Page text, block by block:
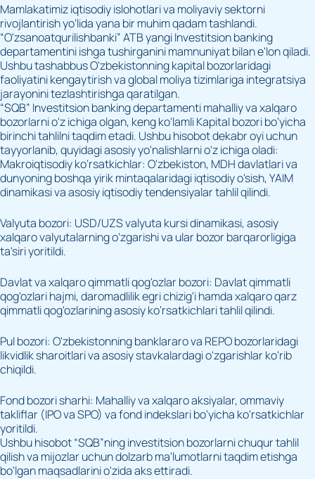
Mamlakatimiz iqtisodiy islohotlari va moliyaviy sektorni
rivojlantirish yo‘lida yana bir muhim qadam tashlandi.
“O'zsanoatqurilishbanki” ATB yangi Investitsion banking
departamentini ishga tushirganini mamnuniyat bilan e'lon qiladi.
Ushbu tashabbus O'zbekistonning kapital bozorlaridagi
faoliyatini kengaytirish va global moliya tizimlariga integratsiya
jarayonini tezlashtirishga qaratilgan.
“SQB” Investitsion banking departamenti mahalliy va xalqaro
bozorlarni o'z ichiga olgan, keng ko'lamli Kapital bozori bo‘yicha
birinchi tahlilni taqdim etadi. Ushbu hisobot dekabr oyi uchun
tayyorlanib, quyidagi asosiy yo'nalishlarni o'z ichiga oladi:
Makroiqtisodiy ko‘rsatkichlar: O'zbekiston, MDH davlatlari va
dunyoning boshqa yirik mintaqalaridagi iqtisodiy o'sish, YAIM
dinamikasi va asosiy iqtisodiy tendensiyalar tahlil qilindi.
Valyuta bozori: USD/UZS valyuta kursi dinamikasi, asosiy
xalqaro valyutalarning o'zgarishi va ular bozor barqarorligiga
ta'siri yoritildi.
Davlat va xalqaro qimmatli qog'ozlar bozori: Davlat qimmatli
qog'ozlari hajmi, daromadlilik egri chizig'i hamda xalqaro qarz
qimmatli qog'ozlarining asosiy ko‘rsatkichlari tahlil qilindi.
Pul bozori: O'zbekistonning banklararo va REPO bozorlaridagi
likvidlik sharoitlari va asosiy stavkalardagi o'zgarishlar ko'rib
chiqildi.
Fond bozori sharhi: Mahalliy va xalqaro aksiyalar, ommaviy
takliflar (IPO va SPO) va fond indekslari bo'yicha ko'rsatkichlar
yoritildi.
Ushbu hisobot “SQB”ning investitsion bozorlarni chuqur tahlil
qilish va mijozlar uchun dolzarb ma'lumotlarni taqdim etishga
bo'lgan maqsadlarini o'zida aks ettiradi.